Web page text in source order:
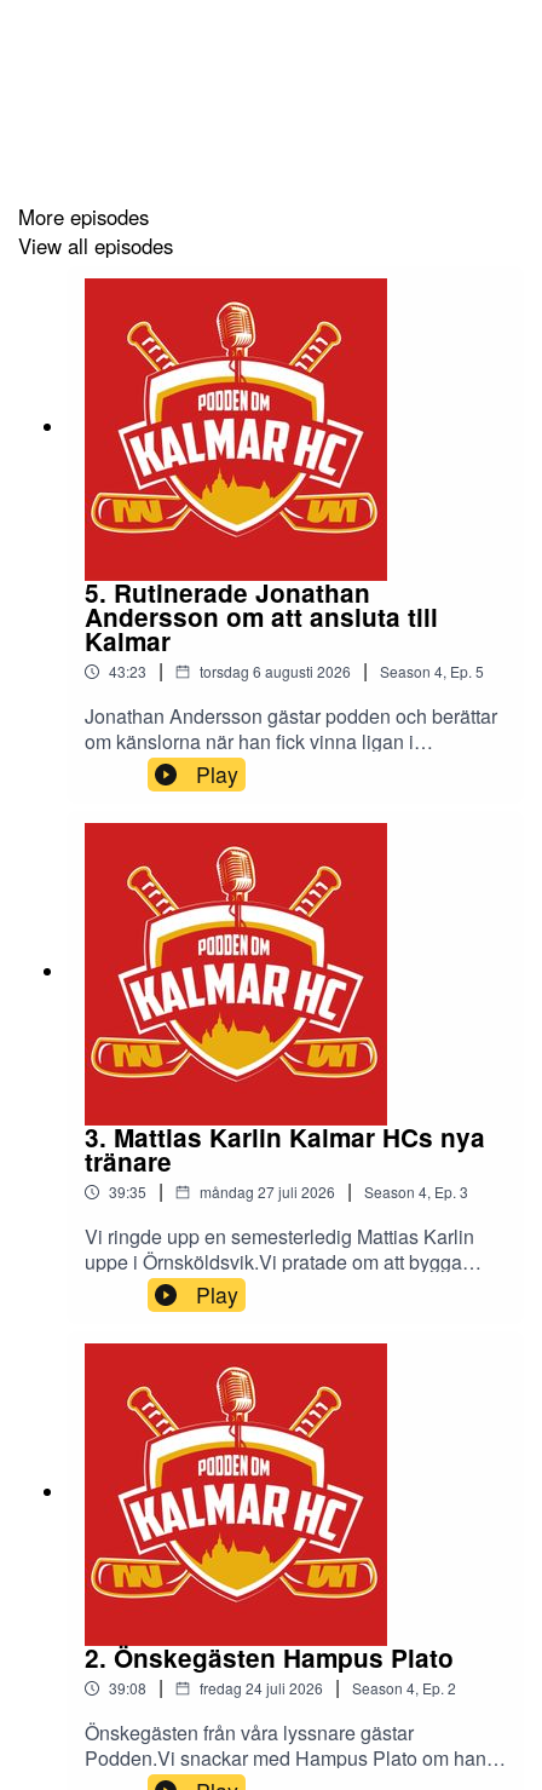
More episodes
View all episodes
5. Rutinerade Jonathan
Andersson om att ansluta till
Kalmar
43:23 | torsdag 6 augusti 2026 | Season 4, Ep. 5
Jonathan Andersson gästar podden och berättar
om känslorna när han fick vinna ligan i
Finland.Han erkänner att även om han är
rutinerad så är det ändå lite alltid ångest inför
dom fystesterna som brukar inleda
hockeysäsongen.Och den okända
släktkopplingen bland annat som lockade honom
till Kalmar HC.
Play
3. Mattias Karlin Kalmar HCs nya
tränare
39:35 | måndag 27 juli 2026 | Season 4, Ep. 3
Vi ringde upp en semesterledig Mattias Karlin
uppe i Örnsköldsvik.Vi pratade om att bygga
relationer med en ny trupp och en ny
tränarstab.Hur inblandad har han varit i
truppbygget och hur kommer han jobba med
gruppen för att sätta säsongens mål.
Play
2. Önskegästen Hampus Plato
39:08 | fredag 24 juli 2026 | Season 4, Ep. 2
Önskegästen från våra lyssnare gästar
Podden.Vi snackar med Hampus Plato om hans
mål för kommande säsong och glöden i gruppen